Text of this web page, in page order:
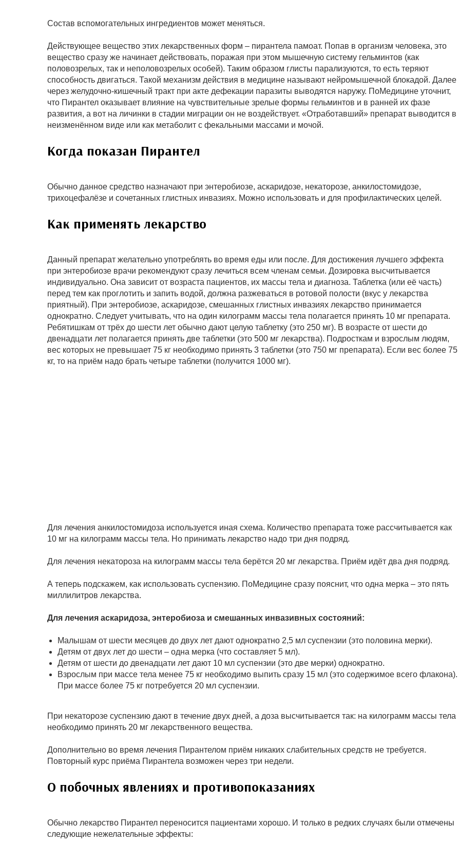
Состав вспомогательных ингредиентов может меняться.
Действующее вещество этих лекарственных форм – пирантела памоат. Попав в организм человека, это
вещество сразу же начинает действовать, поражая при этом мышечную систему гельминтов (как
половозрелых, так и неполовозрелых особей). Таким образом глисты парализуются, то есть теряют
способность двигаться. Такой механизм действия в медицине называют нейромышечной блокадой. Далее
через желудочно-кишечный тракт при акте дефекации паразиты выводятся наружу. ПоМедицине уточнит,
что Пирантел оказывает влияние на чувствительные зрелые формы гельминтов и в ранней их фазе
развития, а вот на личинки в стадии миграции он не воздействует. «Отработавший» препарат выводится в
неизменённом виде или как метаболит с фекальными массами и мочой.
Когда показан Пирантел
Обычно данное средство назначают при энтеробиозе, аскаридозе, некаторозе, анкилостомидозе,
трихоцефалёзе и сочетанных глистных инвазиях. Можно использовать и для профилактических целей.
Как применять лекарство
Данный препарат желательно употреблять во время еды или после. Для достижения лучшего эффекта
при энтеробиозе врачи рекомендуют сразу лечиться всем членам семьи. Дозировка высчитывается
индивидуально. Она зависит от возраста пациентов, их массы тела и диагноза. Таблетка (или её часть)
перед тем как проглотить и запить водой, должна разжеваться в ротовой полости (вкус у лекарства
приятный). При энтеробиозе, аскаридозе, смешанных глистных инвазиях лекарство принимается
однократно. Следует учитывать, что на один килограмм массы тела полагается принять 10 мг препарата.
Ребятишкам от трёх до шести лет обычно дают целую таблетку (это 250 мг). В возрасте от шести до
двенадцати лет полагается принять две таблетки (это 500 мг лекарства). Подросткам и взрослым людям,
вес которых не превышает 75 кг необходимо принять 3 таблетки (это 750 мг препарата). Если вес более 75
кг, то на приём надо брать четыре таблетки (получится 1000 мг).
Для лечения анкилостомидоза используется иная схема. Количество препарата тоже рассчитывается как
10 мг на килограмм массы тела. Но принимать лекарство надо три дня подряд.
Для лечения некатороза на килограмм массы тела берётся 20 мг лекарства. Приём идёт два дня подряд.
А теперь подскажем, как использовать суспензию. ПоМедицине сразу пояснит, что одна мерка – это пять
миллилитров лекарства.
Для лечения аскаридоза, энтеробиоза и смешанных инвазивных состояний:
Малышам от шести месяцев до двух лет дают однократно 2,5 мл суспензии (это половина мерки).
Детям от двух лет до шести – одна мерка (что составляет 5 мл).
Детям от шести до двенадцати лет дают 10 мл суспензии (это две мерки) однократно.
Взрослым при массе тела менее 75 кг необходимо выпить сразу 15 мл (это содержимое всего флакона).
При массе более 75 кг потребуется 20 мл суспензии.
При некаторозе суспензию дают в течение двух дней, а доза высчитывается так: на килограмм массы тела
необходимо принять 20 мг лекарственного вещества.
Дополнительно во время лечения Пирантелом приём никаких слабительных средств не требуется.
Повторный курс приёма Пирантела возможен через три недели.
О побочных явлениях и противопоказаниях
Обычно лекарство Пирантел переносится пациентами хорошо. И только в редких случаях были отмечены
следующие нежелательные эффекты: